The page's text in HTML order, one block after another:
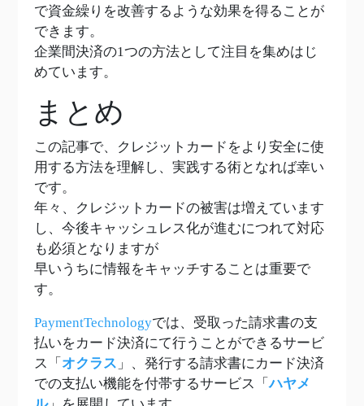
で資金繰りを改善するような効果を得ることが
できます。
企業間決済の1つの方法として注目を集めはじ
めています。
まとめ
この記事で、クレジットカードをより安全に使
用する方法を理解し、実践する術となれば幸い
です。
年々、クレジットカードの被害は増えています
し、今後キャッシュレス化が進むにつれて対応
も必須となりますが
早いうちに情報をキャッチすることは重要で
す。
PaymentTechnologyでは、受取った請求書の支
払いをカード決済にて行うことができるサービ
ス「 オクラス 」、発行する請求書にカード決済
での支払い機能を付帯するサービス「ハヤメ